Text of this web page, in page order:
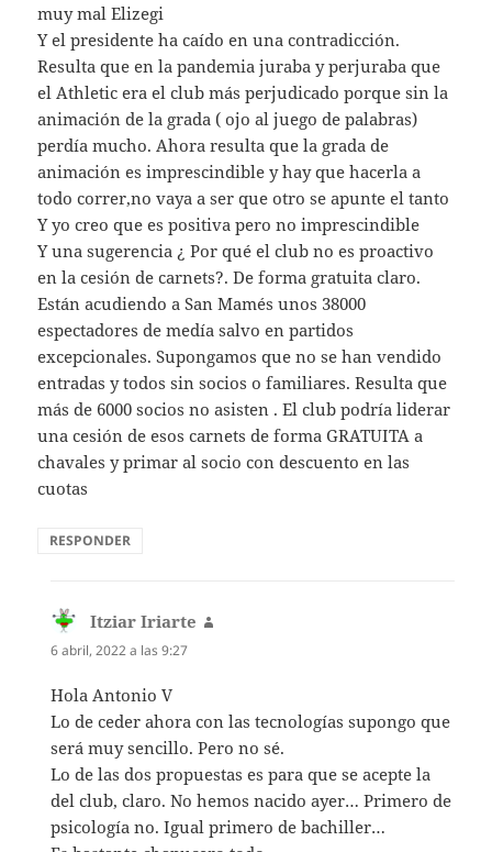
muy mal Elizegi
Y el presidente ha caído en una contradicción.
Resulta que en la pandemia juraba y perjuraba que
el Athletic era el club más perjudicado porque sin la
animación de la grada ( ojo al juego de palabras)
perdía mucho. Ahora resulta que la grada de
animación es imprescindible y hay que hacerla a
todo correr,no vaya a ser que otro se apunte el tanto
Y yo creo que es positiva pero no imprescindible
Y una sugerencia ¿ Por qué el club no es proactivo
en la cesión de carnets?. De forma gratuita claro.
Están acudiendo a San Mamés unos 38000
espectadores de medía salvo en partidos
excepcionales. Supongamos que no se han vendido
entradas y todos sin socios o familiares. Resulta que
más de 6000 socios no asisten . El club podría liderar
una cesión de esos carnets de forma GRATUITA a
chavales y primar al socio con descuento en las
cuotas
RESPONDER
Itziar Iriarte
6 abril, 2022 a las 9:27
Hola Antonio V
Lo de ceder ahora con las tecnologías supongo que
será muy sencillo. Pero no sé.
Lo de las dos propuestas es para que se acepte la
del club, claro. No hemos nacido ayer… Primero de
psicología no. Igual primero de bachiller…